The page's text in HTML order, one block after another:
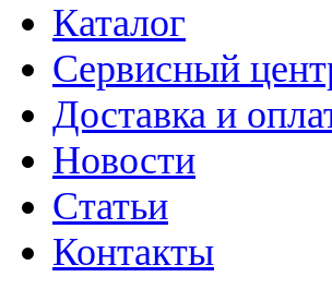
Каталог
Сервисный
Доставка и
Новости
Статьи
Контакты